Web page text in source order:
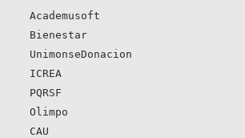
Academusoft
Bienestar
UnimonseDonacion
ICREA
PQRSF
Olimpo
CAU